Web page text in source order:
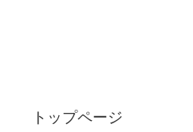
トップページ